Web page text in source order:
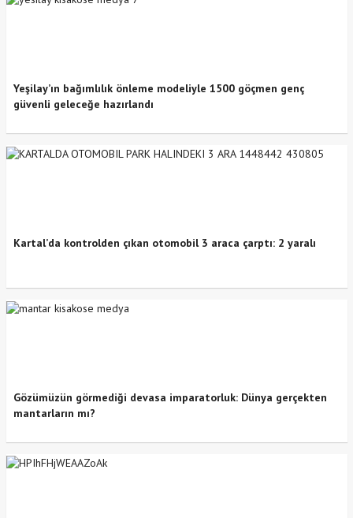
Yeşilay’ın bağımlılık önleme modeliyle 1500 göçmen genç
güvenli geleceğe hazırlandı
Kartal’da kontrolden çıkan otomobil 3 araca çarptı: 2 yaralı
Gözümüzün görmediği devasa imparatorluk: Dünya gerçekten
mantarların mı?